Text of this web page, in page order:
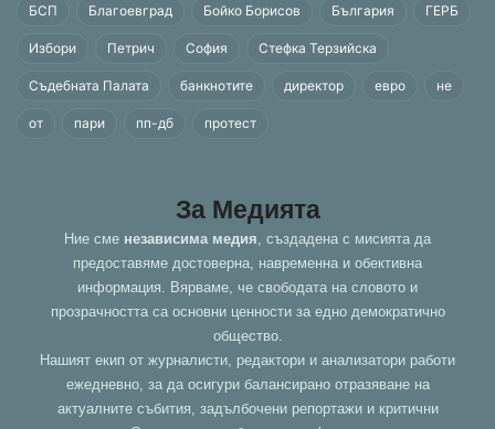
БСП Благоевград Бойко Борисов България ГЕРБ
Избори Петрич София Стефка Терзийска
Съдебната Палата банкнотите директор евро не
от пари пп-дб протест
За Медията
Ние сме независима медия , създадена с мисията да
предоставяме достоверна, навременна и обективна
информация. Вярваме, че свободата на словото и
прозрачността са основни ценности за едно демократично
общество.
Нашият екип от журналисти, редактори и анализатори работи
ежедневно, за да осигури балансирано отразяване на
актуалните събития, задълбочени репортажи и критични